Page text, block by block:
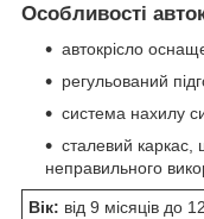
Особливості
автокрісло
регульований
система нахилу
сталевий каркас,
неправильного
Вік: від 9 місяців до